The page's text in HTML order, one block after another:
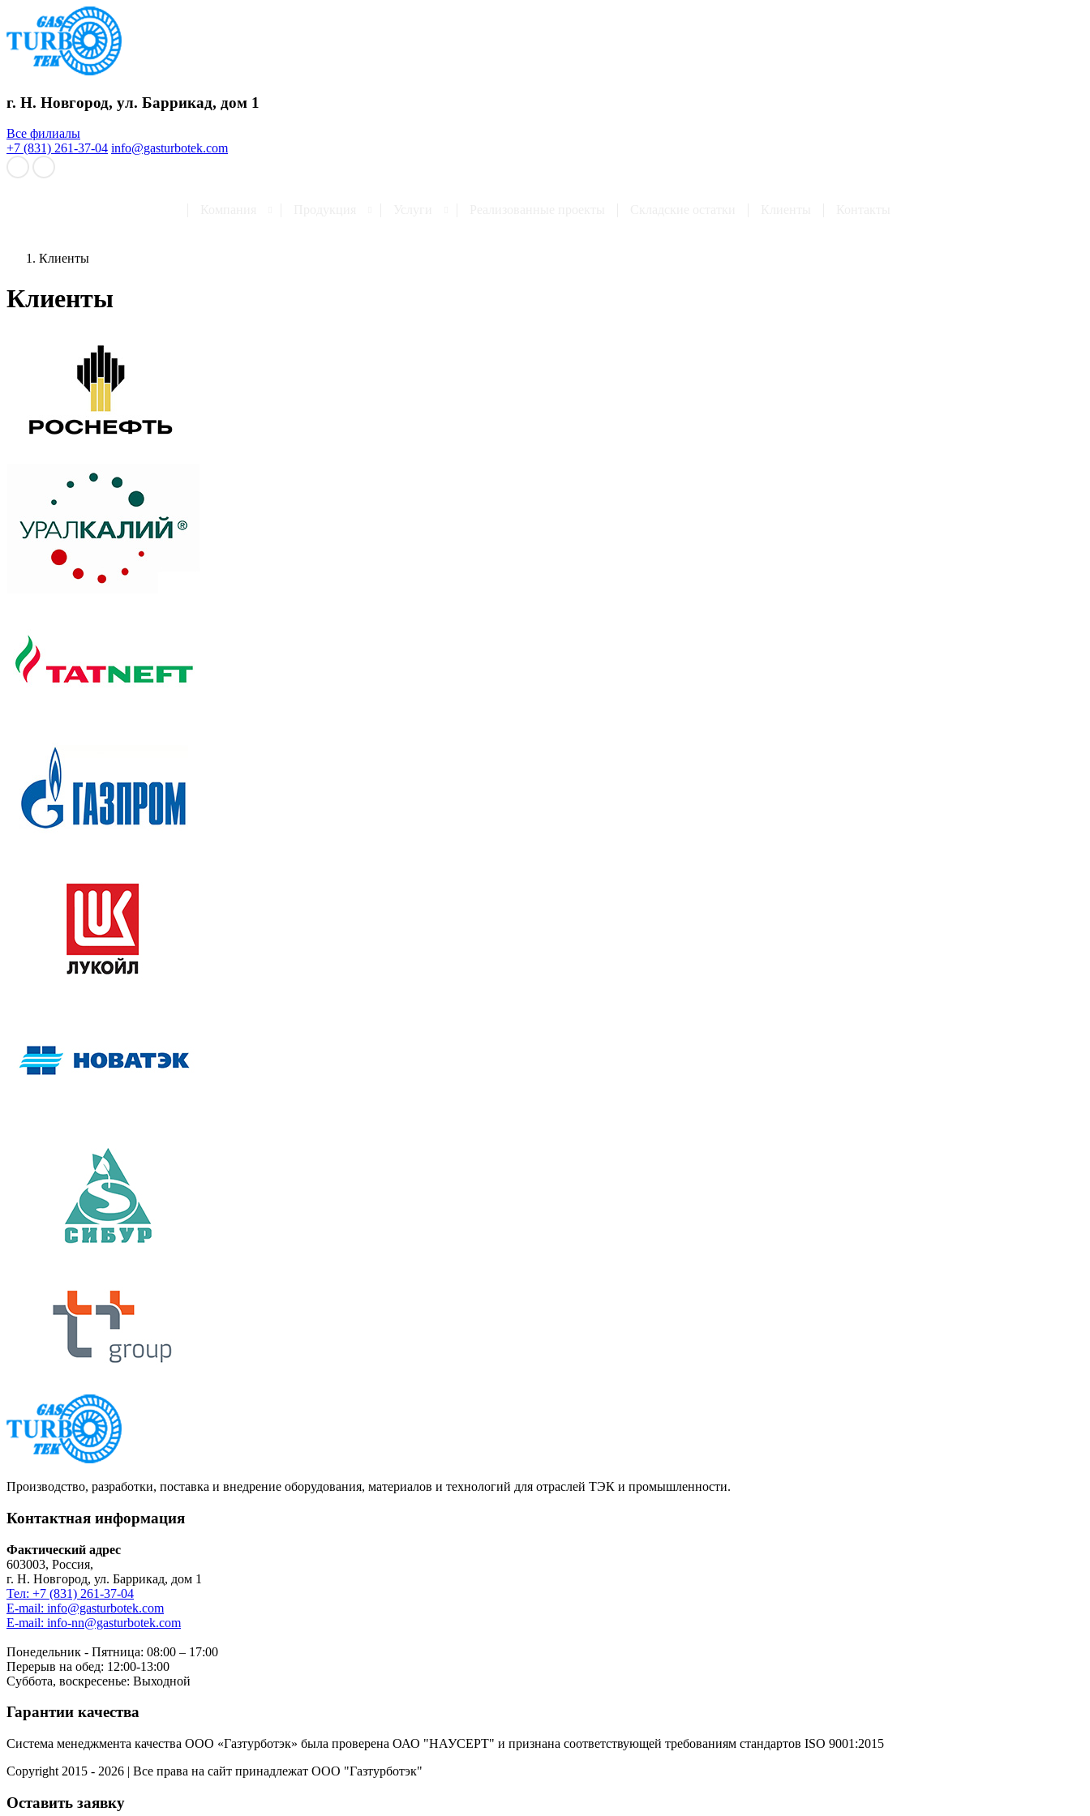
г. Н. Новгород, ул. Баррикад, дом 1
Все филиалы
+7 (831) 261-37-04 info@gasturbotek.com
Клиенты
Клиенты
Производство, разработки, поставка и внедрение оборудования, материалов и технологий для отраслей ТЭК и промышленности.
Контактная информация
Фактический адрес
603003, Россия,
г. Н. Новгород, ул. Баррикад, дом 1
Тел: +7 (831) 261-37-04
E-mail: info@gasturbotek.com
E-mail: info-nn@gasturbotek.com
Понедельник - Пятница: 08:00 – 17:00
Перерыв на обед: 12:00-13:00
Суббота, воскресенье: Выходной
Гарантии качества
Система менеджмента качества ООО «Газтурботэк» была проверена ОАО "НАУСЕРТ" и признана соответствующей требованиям стандартов ISO 9001:2015
Copyright 2015 - 2026 | Все права на сайт принадлежат ООО "Газтурботэк"
Оставить заявку